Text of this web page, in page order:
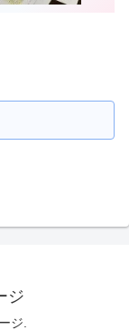
ジ
ジ.